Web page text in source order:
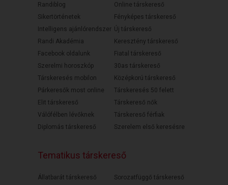
Randiblog
Sikertörténetek
Intelligens ajánlórendszer
Randi Akadémia
Facebook oldalunk
Szerelmi horoszkóp
Társkeresés mobilon
Párkeresők most online
Elit társkereső
Válófélben lévőknek
Diplomás társkereső
Online társkereső
Fényképes társkereső
Új társkereső
Keresztény társkereső
Fiatal társkereső
30as társkereső
Középkorú társkereső
Társkeresés 50 felett
Társkereső nők
Társkereső férfiak
Szerelem első keresésre
Tematikus társkereső
Állatbarát társkereső
Sorozatfüggő társkereső